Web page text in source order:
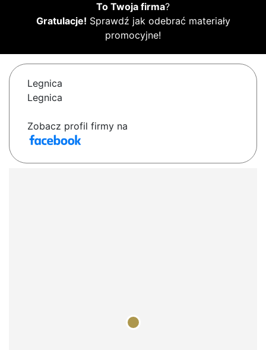
To Twoja firma?
Gratulacje! Sprawdź jak odebrać materiały
promocyjne!
Legnica
Legnica
Zobacz profil firmy na